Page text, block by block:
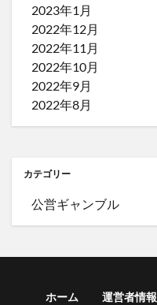
2023年1月
2022年12月
2022年11月
2022年10月
2022年9月
2022年8月
カテゴリー
公営ギャンブル
ホーム 運営者情報